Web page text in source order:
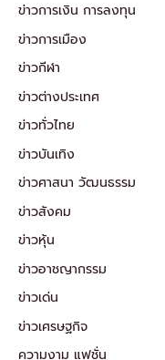
ข่าวการเงิน การลงทุน
ข่าวการเมือง
ข่าวกีฬา
ข่าวต่างประเทศ
ข่าวทั่วไทย
ข่าวบันเทิง
ข่าวศาสนา วัฒนธรรม
ข่าวสังคม
ข่าวหุ้น
ข่าวอาชญากรรม
ข่าวเด่น
ข่าวเศรษฐกิจ
ความงาม แฟชั่น